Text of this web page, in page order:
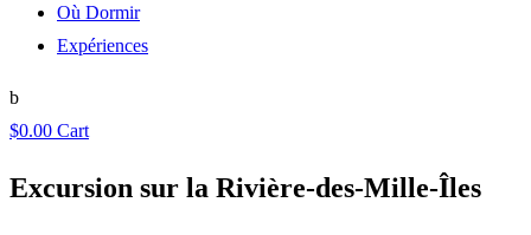
Où Dormir
Expériences
$0.00 Cart
Excursion sur la Rivière-des-Mille-Îles